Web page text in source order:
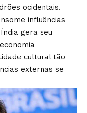
ocidentais.
influências
gera seu
cultural tão
externas se